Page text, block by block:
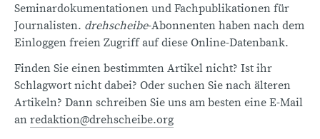
Seminardokumentationen und Fachpublikationen für
Journalisten. drehscheibe-Abonnenten haben nach dem
Einloggen freien Zugriff auf diese Online-Datenbank.
Finden Sie einen bestimmten Artikel nicht? Ist ihr
Schlagwort nicht dabei? Oder suchen Sie nach älteren
Artikeln? Dann schreiben Sie uns am besten eine E-Mail
an redaktion@drehscheibe.org